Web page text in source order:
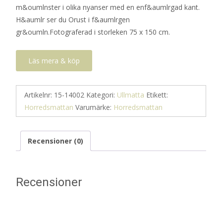
m&oumlnster i olika nyanser med en enf&aumlrgad kant.
H&aumlr ser du Orust i f&aumlrgen
gr&oumln.Fotograferad i storleken 75 x 150 cm.
Läs mera & köp
Artikelnr: 15-14002 Kategori: Ullmatta Etikett:
Horredsmattan Varumärke: Horredsmattan
Recensioner (0)
Recensioner